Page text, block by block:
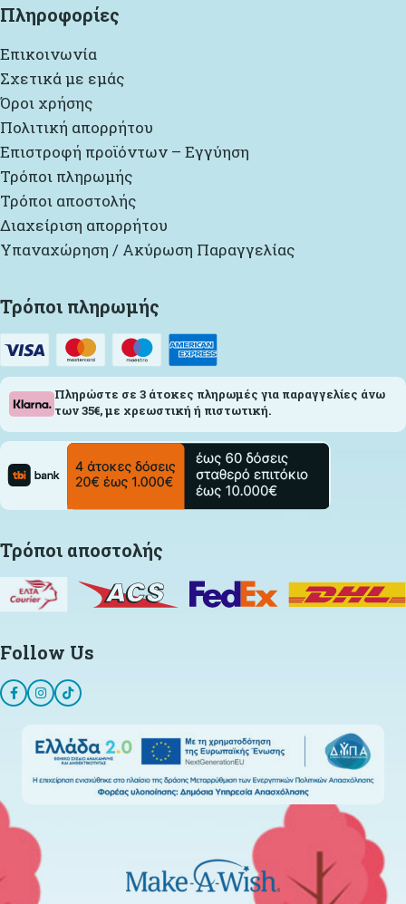
Πληροφορίες
Επικοινωνία
Σχετικά με εμάς
Όροι χρήσης
Πολιτική απορρήτου
Επιστροφή προϊόντων – Εγγύηση
Τρόποι πληρωμής
Τρόποι αποστολής
Διαχείριση απορρήτου
Υπαναχώρηση / Ακύρωση Παραγγελίας
Τρόποι πληρωμής
Πληρώστε σε 3 άτοκες πληρωμές για παραγγελίες άνω
των 35€, με χρεωστική ή πιστωτική.
Τρόποι αποστολής
Follow Us